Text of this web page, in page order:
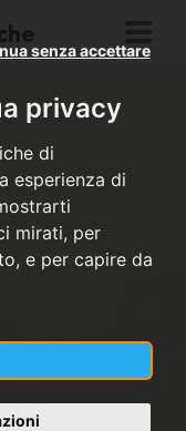
privacy
di
esperienza di
mirati, per
e per capire da
senza accettare